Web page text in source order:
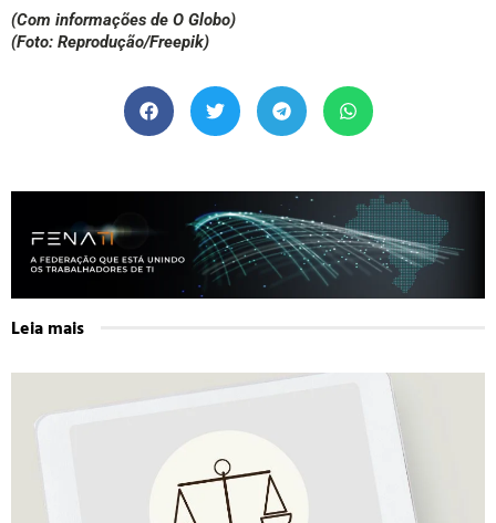
(Com informações de O Globo)
(Foto: Reprodução/Freepik)
Leia mais